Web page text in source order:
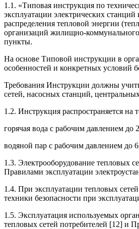
1.1. «Типовая инструкция по
эксплуатации электрических
распределения тепловой энергии
организаций жилищно-
пункты.
На основе Типовой инструкции в
особенностей и конкретных условий
Требования Инструкции должны
сетей, насосных станций,
1.2. Инструкция распространяется
горячая вода с рабочим давлением
водяной пар с рабочим давлением до
1.3. Электрооборудование тепловых
Правилами эксплуатации
1.4. При эксплуатации тепловых
техники безопасности при
1.5. Эксплуатация используемых
тепловых сетей потребителей [12] и